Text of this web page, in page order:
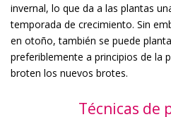
invernal, lo que da a las plantas
temporada de crecimiento. Sin
en otoño, también se puede
preferiblemente a principios de la
broten los nuevos brotes.
Técnicas de